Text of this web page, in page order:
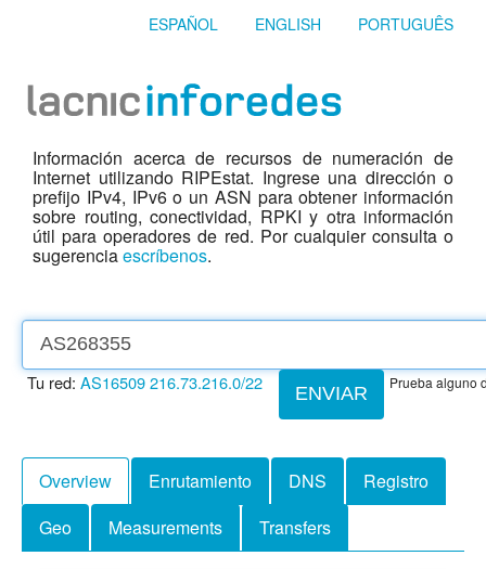
ESPAÑOL ENGLISH PORTUGUÊS
Información acerca de recursos de numeración de
Internet utilizando RIPEstat. Ingrese una dirección o
prefijo IPv4, IPv6 o un ASN para obtener información
sobre routing, conectividad, RPKI y otra información
útil para operadores de red. Por cualquier consulta o
sugerenciaescríbenos.
ENVIAR
Tu red: AS16509216.73.216.0/22 Prueba alguno
Overview Enrutamiento DNS
Registro
Geo
Measurements Transfers